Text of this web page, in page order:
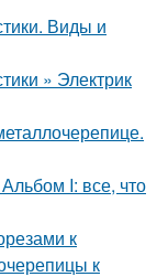
Виды и
» Электрик
I: все, что
к
к